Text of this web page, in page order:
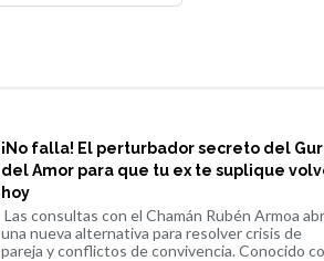
¡No falla! El perturbador secreto del
del Amor para que tu ex te suplique
hoy
Las consultas con el Chamán Rubén Armoa
una nueva alternativa para resolver crisis de
pareja y conflictos de convivencia. Conocido